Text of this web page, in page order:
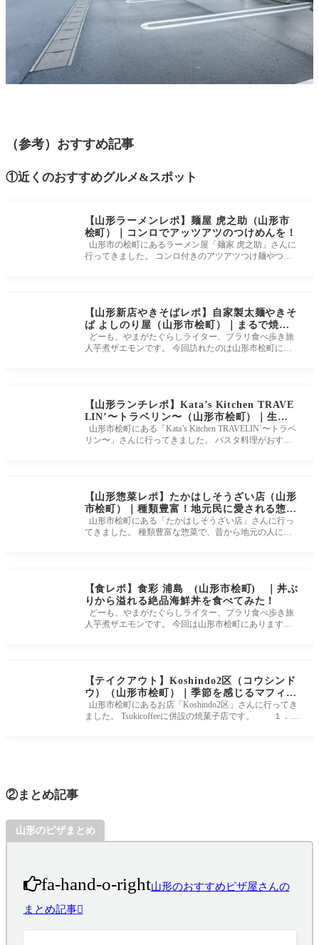
（参考）おすすめ記事
①近くのおすすめグルメ&スポット
【山形ラーメンレポ】麺屋 虎之助（山形市
桧町）｜コンロでアッツアツのつけめんを！
山形市の桧町にあるラーメン屋「麺家 虎之助」さんに
行ってきました。 コンロ付きのアツアツつけ麺やつけ
【山形新店やきそばレポ】自家製太麺やきそ
ば よしのり屋（山形市桧町）｜まるで焼き
そば界の二郎系！？ 極太ワシワシ麺が超最
高でした！！
どーも、やまがたぐらしライター、ブラリ食べ歩き旅
人芋煮ザエモンです。 今回訪れたのは山形市桧町にあ
【山形ランチレポ】Kata’s Kitchen TRAVE
LIN’〜トラベリン〜（山形市桧町）｜生パ
スタがおススメ！通いたくなる地元の洋食店
山形市桧町にある「Kata’s Kitchen TRAVELIN’〜トラベ
リン〜」さんに行ってきました。 パスタ料理がおすす
【山形惣菜レポ】たかはしそうざい店（山形
市桧町）｜種類豊富！地元民に愛される惣菜
店に行ってきました！
山形市桧町にある「たかはしそうざい店」さんに行っ
てきました。 種類豊富な惣菜で、昔から地元の人に愛
【食レポ】食彩 浦島 (山形市桧町) ｜丼ぶ
りから溢れる絶品海鮮丼を食べてみた！
どーも、やまがたぐらしライター、ブラリ食べ歩き旅
人芋煮ザエモンです。 今回は山形市桧町にあります
【テイクアウト】Koshindo2区（コウシンド
ウ）（山形市桧町）｜季節を感じるマフィン
がお出迎え
山形市桧町にあるお店「Koshindo2区」さんに行ってき
ました。 Tsukicoffeeに併設の焼菓子店です。 １．K
②まとめ記事
山形のピザまとめ
fa-hand-o-right山形のおすすめピザ屋さんの
まとめ記事